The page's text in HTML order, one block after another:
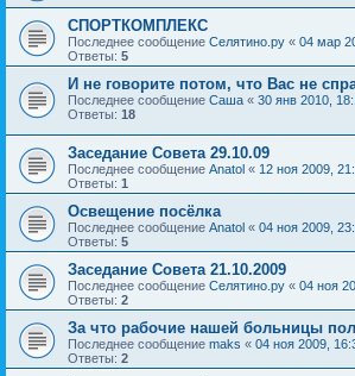
СПОРТКОМПЛЕКС
Последнее сообщение Селятино.ру « 04 мар
Ответы: 5
И не говорите потом, что Вас не
Последнее сообщение Саша « 30 янв 2010,
Ответы: 18
Заседание Совета 29.10.09
Последнее сообщение Anatol « 12 ноя 2009,
Ответы: 1
Освещение посёлка
Последнее сообщение Anatol « 04 ноя 2009,
Ответы: 5
Заседание Совета 21.10.2009
Последнее сообщение Селятино.ру « 04 ноя
Ответы: 2
За что рабочие нашей больницы
Последнее сообщение maks « 04 ноя 2009,
Ответы: 2